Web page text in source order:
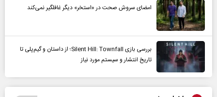
امضای سروش صحت در «استخر» دیگر غافلگیر نمی‌کند
بررسی بازی Silent Hill: Townfall؛ از داستان و گیم‌پلی تا
تاریخ انتشار و سیستم مورد نیاز